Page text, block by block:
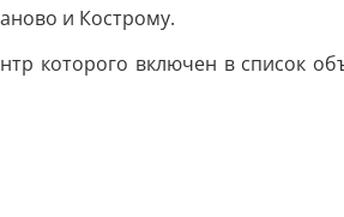
и Кострому.
которого включен в список